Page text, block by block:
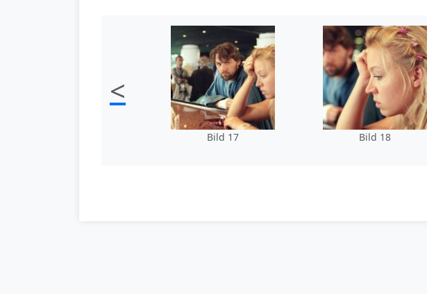
<
Bild 17 Bild 18